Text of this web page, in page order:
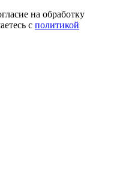
на обработку
c политикой